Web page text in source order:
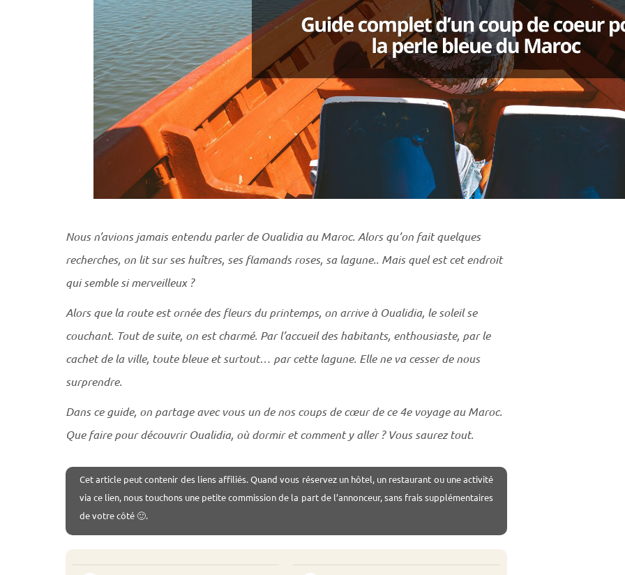
Nous n’avions jamais entendu parler de Oualidia au Maroc. Alors qu’on fait quelques
recherches, on lit sur ses huîtres, ses flamands roses, sa lagune.. Mais quel est cet endroit
qui semble si merveilleux ?
Alors que la route est ornée des fleurs du printemps, on arrive à Oualidia, le soleil se
couchant. Tout de suite, on est charmé. Par l’accueil des habitants, enthousiaste, par le
cachet de la ville, toute bleue et surtout… par cette lagune. Elle ne va cesser de nous
surprendre.
Dans ce guide, on partage avec vous un de nos coups de cœur de ce 4e voyage au Maroc.
Que faire pour découvrir Oualidia, où dormir et comment y aller ? Vous saurez tout.
Cet article peut contenir des liens affiliés. Quand vous réservez un hôtel, un restaurant ou une activité
via ce lien, nous touchons une petite commission de la part de l’annonceur, sans frais supplémentaires
de votre côté 🙂.